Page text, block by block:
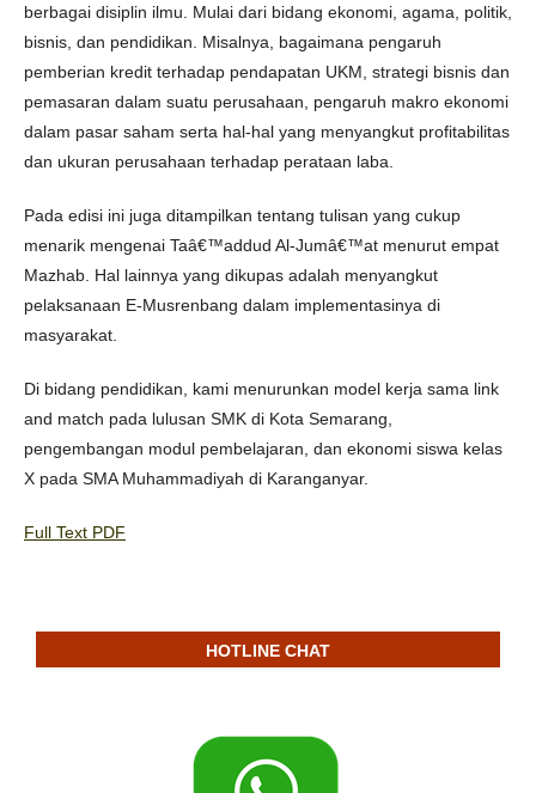
berbagai disiplin ilmu. Mulai dari bidang ekonomi, agama, politik,
bisnis, dan pendidikan. Misalnya, bagaimana pengaruh
pemberian kredit terhadap pendapatan UKM, strategi bisnis dan
pemasaran dalam suatu perusahaan, pengaruh makro ekonomi
dalam pasar saham serta hal-hal yang menyangkut profitabilitas
dan ukuran perusahaan terhadap perataan laba.
Pada edisi ini juga ditampilkan tentang tulisan yang cukup
menarik mengenai Taâ€™addud Al-Jumâ€™at menurut empat
Mazhab. Hal lainnya yang dikupas adalah menyangkut
pelaksanaan E-Musrenbang dalam implementasinya di
masyarakat.
Di bidang pendidikan, kami menurunkan model kerja sama link
and match pada lulusan SMK di Kota Semarang,
pengembangan modul pembelajaran, dan ekonomi siswa kelas
X pada SMA Muhammadiyah di Karanganyar.
Full Text PDF
HOTLINE CHAT